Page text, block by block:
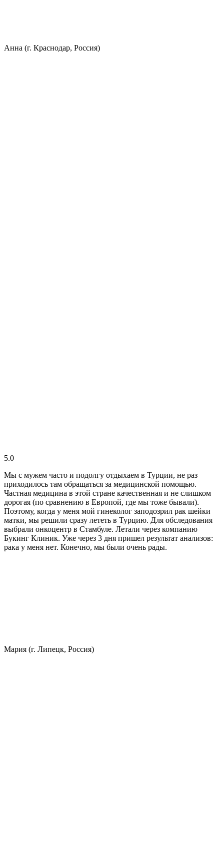
Анна (г. Краснодар, Россия)
5.0
Мы с мужем часто и подолгу отдыхаем в Турции, не раз
приходилось там обращаться за медицинской помощью.
Частная медицина в этой стране качественная и не слишком
дорогая (по сравнению в Европой, где мы тоже бывали).
Поэтому, когда у меня мой гинеколог заподозрил рак шейки
матки, мы решили сразу лететь в Турцию. Для обследования
выбрали онкоцентр в Стамбуле. Летали через компанию
Букинг Клиник. Уже через 3 дня пришел результат анализов:
рака у меня нет. Конечно, мы были очень рады.
Мария (г. Липецк, Россия)